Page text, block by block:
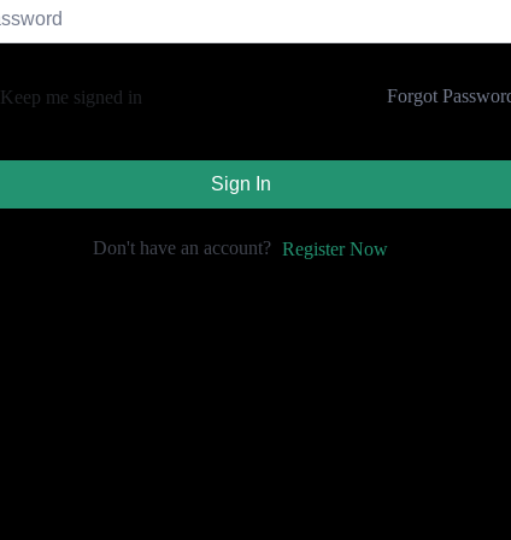
Keep me signed in Forgot
Sign In
Don't have an account? Register Now